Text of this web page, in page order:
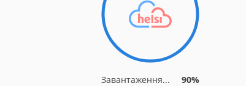
Завантаження... 90%